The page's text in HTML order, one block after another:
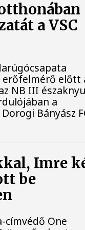
a VSC
előtt
NB III
a
Bányász
Imre
be
címvédő One